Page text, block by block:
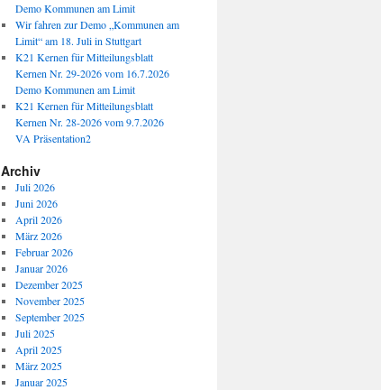
Demo Kommunen am Limit
Wir fahren zur Demo „Kommunen am
Limit“ am 18. Juli in Stuttgart
K21 Kernen für Mitteilungsblatt
Kernen Nr. 29-2026 vom 16.7.2026
Demo Kommunen am Limit
K21 Kernen für Mitteilungsblatt
Kernen Nr. 28-2026 vom 9.7.2026
VA Präsentation2
Archiv
Juli 2026
Juni 2026
April 2026
März 2026
Februar 2026
Januar 2026
Dezember 2025
November 2025
September 2025
Juli 2025
April 2025
März 2025
Januar 2025